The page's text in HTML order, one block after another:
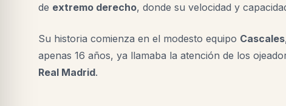
de extremo derecho, donde su velocidad y
Su historia comienza en el modesto equipo Cascales
apenas 16 años, ya llamaba la atención de los
Real Madrid.